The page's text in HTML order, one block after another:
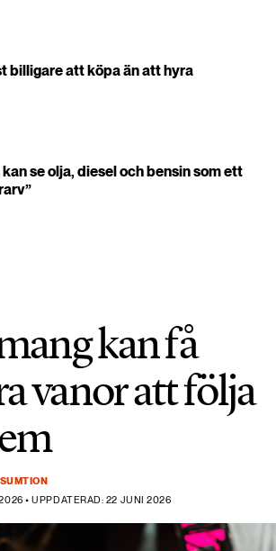
billigare att köpa än att hyra
kan se olja, diesel och bensin som ett
kan få
vanor att följa
• UPPDATERAD: 22 JUNI 2026